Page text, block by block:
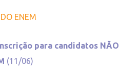
ENEM
para candidatos NÃO
(11/06)